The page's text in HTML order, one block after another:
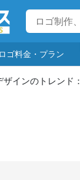
ロゴ料金・プラン
インのトレンド